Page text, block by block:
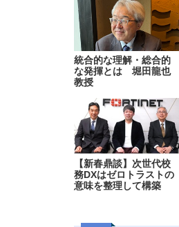
統合的な理解・総合的
な発揮とは 堀田龍也
教授
【新春鼎談】次世代校
務DXはゼロトラストの
意味を整理して構築